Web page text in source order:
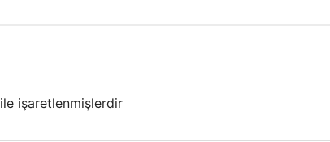
ile işaretlenmişlerdir